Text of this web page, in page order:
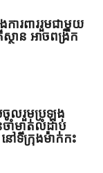
ការពាររួមជាមួយ
ថាន អាចពង្រីក
ចូលរួមប្រឡង
ចាំមាត់លំដាប់
ទីក្រុងម៉ាក់កះ